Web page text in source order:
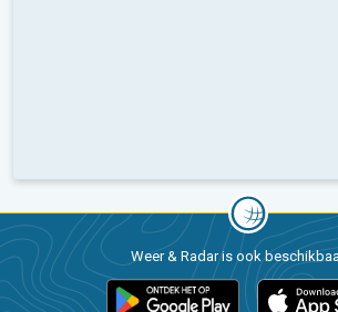
Weer & Radar is ook